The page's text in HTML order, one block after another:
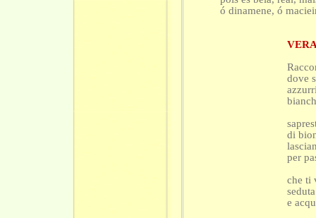
ó dinamene, ó
dove
di
per
che ti
e